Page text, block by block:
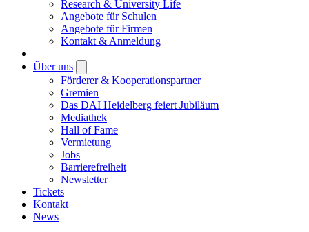
Research & University Life
Angebote für Schulen
Angebote für Firmen
Kontakt & Anmeldung
|
Über uns
submenu
Förderer & Kooperationspartner
Gremien
Das DAI Heidelberg feiert Jubiläum
Mediathek
Hall of Fame
Vermietung
Jobs
Barrierefreiheit
Newsletter
Tickets
Kontakt
News